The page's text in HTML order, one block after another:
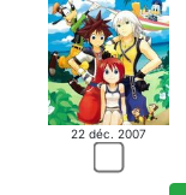
22 déc. 2007